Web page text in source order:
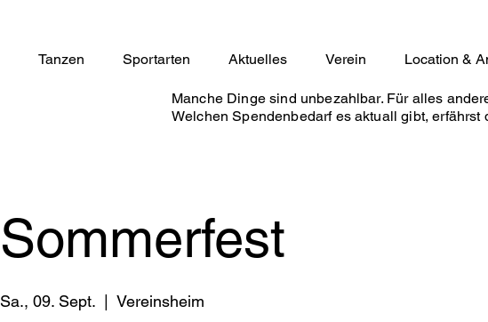
Tanzen Sportarten Aktuelles Verein Location &
Manche Dinge sind unbezahlbar. Für alles
Welchen Spendenbedarf es aktuall gibt, erfährst
Sommerfest
Sa., 09. Sept.
  |
Vereinsheim